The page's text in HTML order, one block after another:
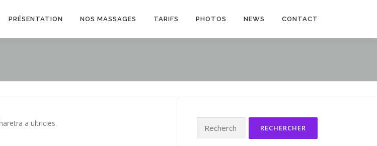
PRÉSENTATION NOS MASSAGES TARIFS PHOTOS NEWS CONTACT
a ultricies.